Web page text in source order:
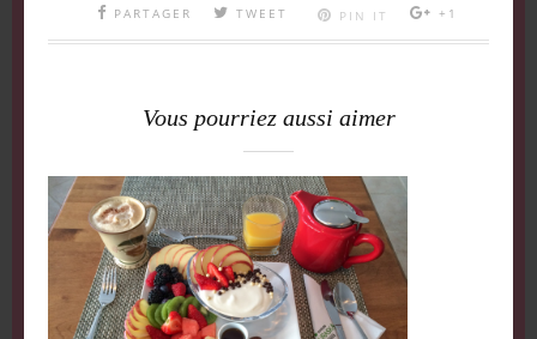
PARTAGER TWEET PIN IT +1
Vous pourriez aussi aimer